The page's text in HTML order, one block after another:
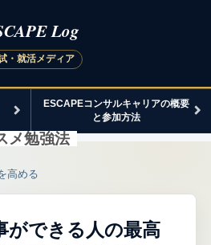
ESCAPEコンサルキャリアの概要
と参加方法
高める
ができる人の最高
メ勉強法